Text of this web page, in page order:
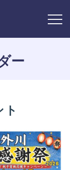
ー
ト